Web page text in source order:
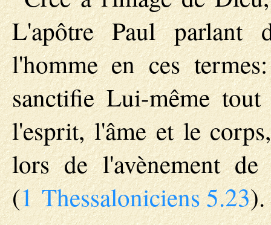
L'apôtre Paul parlant
l'homme en ces
sanctifie Lui-même
l'esprit, l'âme et le
lors de l'avènement de
(1 Thessaloniciens 5.23).